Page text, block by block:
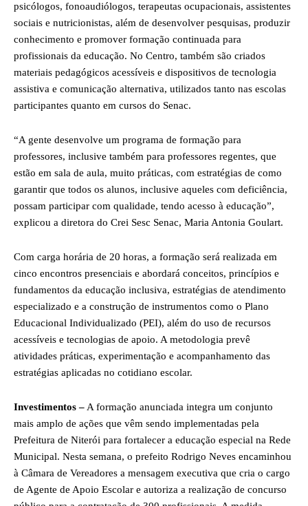
psicólogos, fonoaudiólogos, terapeutas ocupacionais, assistentes
sociais e nutricionistas, além de desenvolver pesquisas, produzir
conhecimento e promover formação continuada para
profissionais da educação. No Centro, também são criados
materiais pedagógicos acessíveis e dispositivos de tecnologia
assistiva e comunicação alternativa, utilizados tanto nas escolas
participantes quanto em cursos do Senac.
“A gente desenvolve um programa de formação para
professores, inclusive também para professores regentes, que
estão em sala de aula, muito práticas, com estratégias de como
garantir que todos os alunos, inclusive aqueles com deficiência,
possam participar com qualidade, tendo acesso à educação”,
explicou a diretora do Crei Sesc Senac, Maria Antonia Goulart.
Com carga horária de 20 horas, a formação será realizada em
cinco encontros presenciais e abordará conceitos, princípios e
fundamentos da educação inclusiva, estratégias de atendimento
especializado e a construção de instrumentos como o Plano
Educacional Individualizado (PEI), além do uso de recursos
acessíveis e tecnologias de apoio. A metodologia prevê
atividades práticas, experimentação e acompanhamento das
estratégias aplicadas no cotidiano escolar.
Investimentos – A formação anunciada integra um conjunto
mais amplo de ações que vêm sendo implementadas pela
Prefeitura de Niterói para fortalecer a educação especial na Rede
Municipal. Nesta semana, o prefeito Rodrigo Neves encaminhou
à Câmara de Vereadores a mensagem executiva que cria o cargo
de Agente de Apoio Escolar e autoriza a realização de concurso